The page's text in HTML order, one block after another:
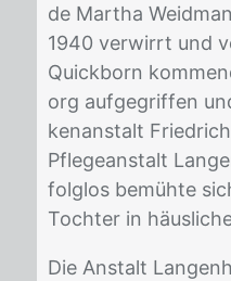
de Mar­tha
1940 ver­wirrt und
Quick­born
org auf­ge­grif­fen
ken­an­stalt
Pfle­ge­an­stalt
folg­los be­müh­te
Toch­ter in
Die An­stalt